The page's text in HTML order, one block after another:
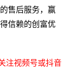
售后服务，赢
信赖的创富优
注视频号或抖音